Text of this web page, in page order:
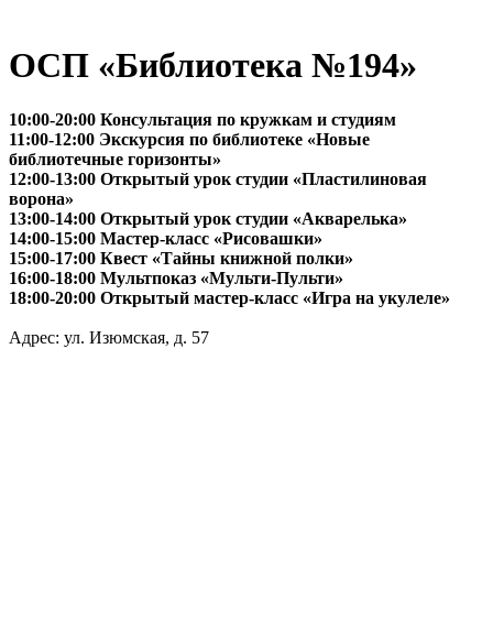
ОСП «Библиотека №194»
10:00-20:00 Консультация по кружкам и студиям
11:00-12:00 Экскурсия по библиотеке «Новые
библиотечные горизонты»
12:00-13:00 Открытый урок студии «Пластилиновая
ворона»
13:00-14:00 Открытый урок студии «Акварелька»
14:00-15:00 Мастер-класс «Рисовашки»
15:00-17:00 Квест «Тайны книжной полки»
16:00-18:00 Мультпоказ «Мульти-Пульти»
18:00-20:00 Открытый мастер-класс «Игра на укулеле»
Адрес: ул. Изюмская, д. 57